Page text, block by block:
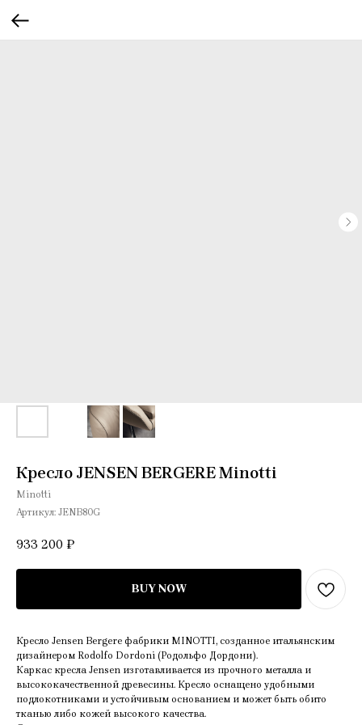
Кресло JENSEN BERGERE Minotti
Minotti
Артикул: JENB80G
933 200 ₽
BUY NOW
Кресло Jensen Bergere фабрики MINOTTI, созданное итальянским
дизайнером Rodolfo Dordoni (Родольфо Дордони).
Каркас кресла Jensen изготавливается из прочного металла и
высококачественной древесины. Кресло оснащено удобными
подлокотниками и устойчивым основанием и может быть обито
тканью либо кожей высокого качества.